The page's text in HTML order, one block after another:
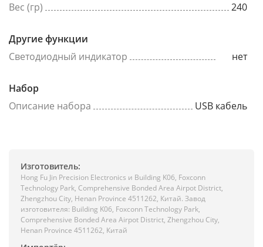
Вес (гр)
240
Другие функции
Светодиодный индикатор
нет
Набор
Описание набора
USB кабель
Изготовитель:
Hong Fu Jin Precision Electronics и Building K06, Foxconn
Technology Park, Comprehensive Bonded Area Airpot District,
Zhengzhou City, Henan Province 4511262, Китай. Завод
изготовителя: Building K06, Foxconn Technology Park,
Comprehensive Bonded Area Airpot District, Zhengzhou City,
Henan Province 4511262, Китай